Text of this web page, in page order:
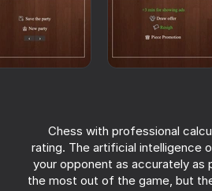
Checkers+
Chess
Chess with professional
rating. The artificial intelligence
your opponent as accurately as
the most out of the game, but